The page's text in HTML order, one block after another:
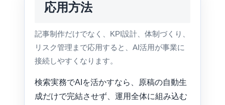
応用方法
記事制作だけでなく、KPI設計、体制づくり、
リスク管理まで応用すると、AI活用が事業に
接続しやすくなります。
検索実務でAIを活かすなら、原稿の自動生
成だけで完結させず、運用全体に組み込む